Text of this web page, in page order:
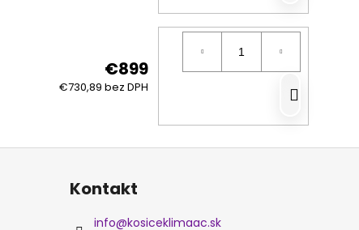
€899
€730,89 bez DPH
Kontakt
info@kosiceklimaac.sk